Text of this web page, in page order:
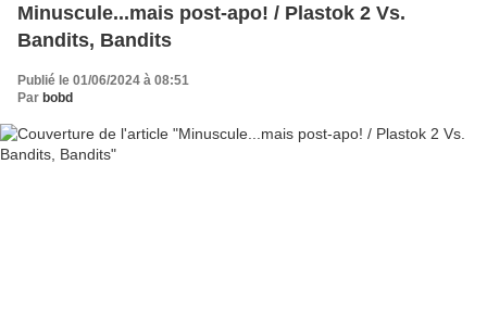
Minuscule...mais post-apo! / Plastok 2 Vs.
Bandits, Bandits
Publié le 01/06/2024 à 08:51
Par bobd